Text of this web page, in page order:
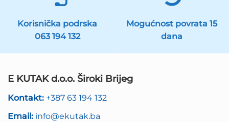
Korisnička podrska
063 194 132
Mogućnost povrata 15
dana
E KUTAK d.o.o. Široki Brijeg
Kontakt: +387 63 194 132
Email: info@ekutak.ba